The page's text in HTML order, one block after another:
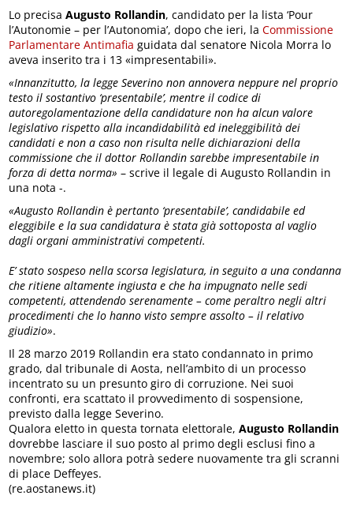
Lo precisaAugusto Rollandin, candidato per la lista ‘Pour
l’Autonomie – per l’Autonomia’, dopo che ieri, laCommissione
Parlamentare Antimafia guidata dal senatore Nicola Morra lo
aveva inserito tra i 13 «impresentabili».
«Innanzitutto, la legge Severino non annovera neppure nel proprio
testo il sostantivo ‘presentabile’, mentre il codice di
autoregolamentazione della candidature non ha alcun valore
legislativo rispetto alla incandidabilità ed ineleggibilità dei
candidati e non a caso non risulta nelle dichiarazioni della
commissione che il dottor Rollandin sarebbe impresentabile in
forza di detta norma» – scrive il legale di Augusto Rollandin in
una nota -.
«Augusto Rollandin è pertanto ‘presentabile’, candidabile ed
eleggibile e la sua candidatura è stata già sottoposta al vaglio
dagli organi amministrativi competenti.
E’ stato sospeso nella scorsa legislatura, in seguito a una condanna
che ritiene altamente ingiusta e che ha impugnato nelle sedi
competenti, attendendo serenamente – come peraltro negli altri
procedimenti che lo hanno visto sempre assolto – il relativo
giudizio».
Il 28 marzo 2019 Rollandin era stato condannato in primo
grado, dal tribunale di Aosta, nell’ambito di un processo
incentrato su un presunto giro di corruzione. Nei suoi
confronti, era scattato il provvedimento di sospensione,
previsto dalla legge Severino.
Qualora eletto in questa tornata elettorale,Augusto Rollandin
dovrebbe lasciare il suo posto al primo degli esclusi fino a
novembre; solo allora potrà sedere nuovamente tra gli scranni
di place Deffeyes.
(re.aostanews.it)